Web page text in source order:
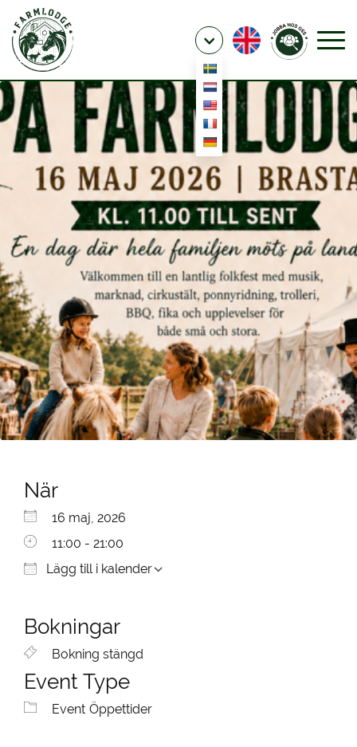
När
16 maj, 2026
11:00 - 21:00
Lägg till i kalender
Ladda ner ICS
Bokningar
Bokning stängd
Event Type
Event Öppettider